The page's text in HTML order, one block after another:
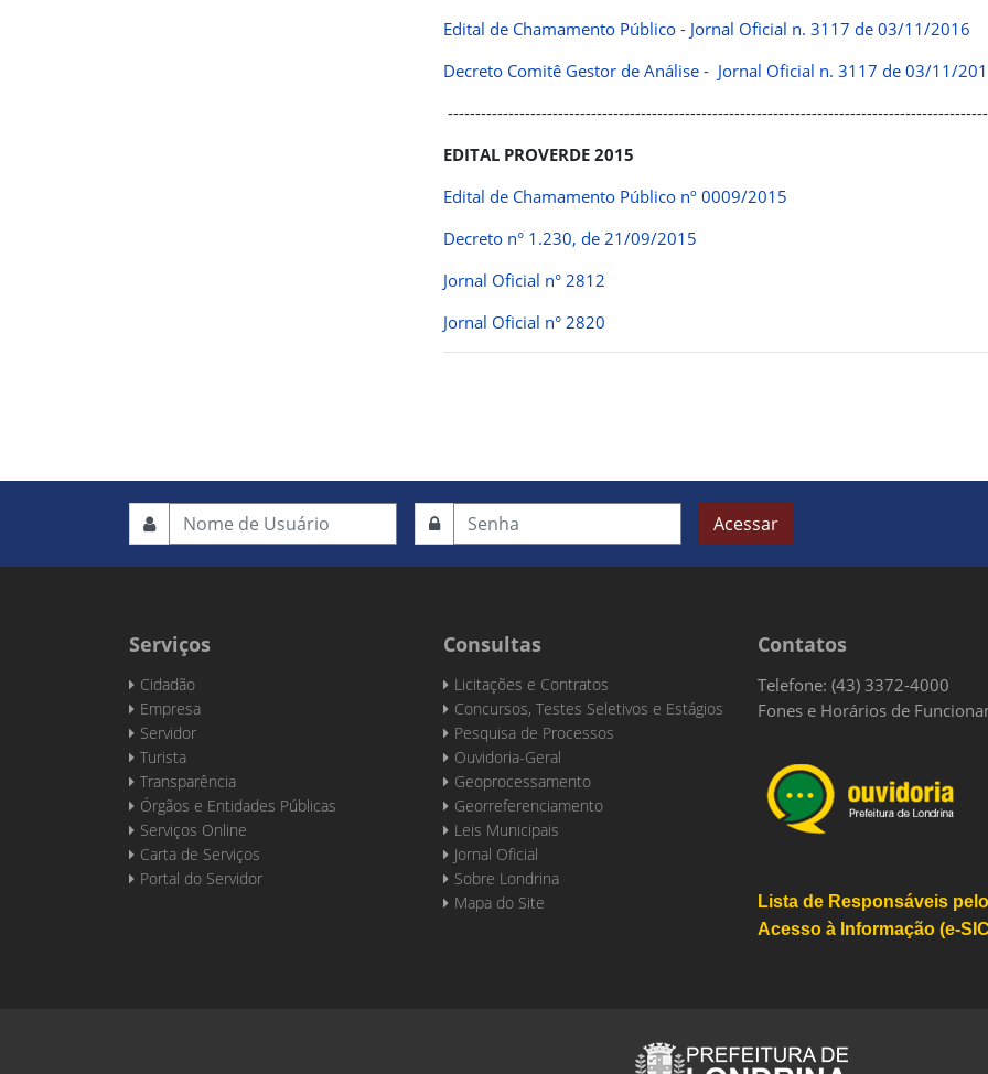
Edital de Chamamento Público - Jornal Oficial n. 3117 de 03/11/2016
Decreto Comitê Gestor de Análise - Jornal Oficial n. 3117 de 03/11/
EDITAL PROVERDE 2015
Edital de Chamamento Público nº 0009/2015
Decreto n° 1.230, de 21/09/2015
Jornal Oficial n° 2812
Jornal Oficial n° 2820
Acessar
Serviços
Cidadão
Empresa
Servidor
Turista
Transparência
Órgãos e Entidades Públicas
Serviços Online
Carta de Serviços
Portal do Servidor
Consultas
Licitações e Contratos
Concursos, Testes Seletivos e Estágios
Pesquisa de Processos
Ouvidoria-Geral
Geoprocessamento
Georreferenciamento
Leis Municipais
Jornal Oficial
Sobre Londrina
Mapa do Site
Contatos
Telefone: (43) 3372-4000
Fones e Horários de
Lista de Responsáveis pelo
Acesso à Informação (e-